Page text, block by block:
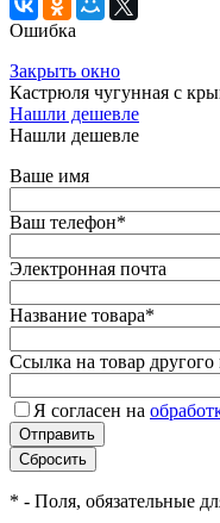
Ошибка
Закрыть окно
Кастрюля чугунная с
Нашли дешевле
Нашли дешевле
Ваше имя
Ваш телефон*
Электронная почта
Название товара*
Ссылка на товар другого
Я согласен на
* - Поля, обязательные